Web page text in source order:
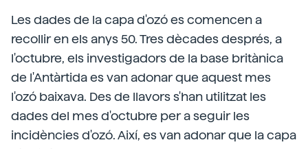
Les dades de la capa d'ozó es comencen a
recollir en els anys 50. Tres dècades després, a
l'octubre, els investigadors de la base britànica
de l'Antàrtida es van adonar que aquest mes
l'ozó baixava. Des de llavors s'han utilitzat les
dades del mes d'octubre per a seguir les
incidències d'ozó. Així, es van adonar que la capa